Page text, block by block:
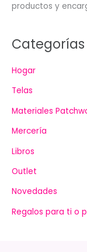
productos y
Categorías
Hogar
Telas
Materiales
Mercería
Libros
Outlet
Novedades
Regalos para ti o